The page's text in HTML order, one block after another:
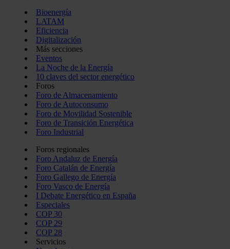
Bioenergía
LATAM
Eficiencia
Digitalización
Más secciones
Eventos
La Noche de la Energía
10 claves del sector energético
Foros
Foro de Almacenamiento
Foro de Autoconsumo
Foro de Movilidad Sostenible
Foro de Transición Energética
Foro Industrial
Foros regionales
Foro Andaluz de Energía
Foro Catalán de Energía
Foro Gallego de Energía
Foro Vasco de Energía
I Debate Energético en España
Especiales
COP 30
COP 29
COP 28
Servicios